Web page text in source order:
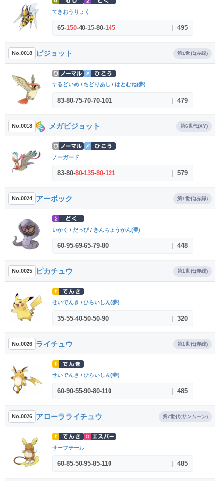
てきおうりょく
65-150-40-15-80-145 495
No.0018 ピジョット 第1世代(赤緑)
するどいめ / ちどりあし / はとむね(夢)
83-80-75-70-70-101 479
No.0018 メガピジョット 第6世代(XY)
ノーガード
83-80-80-135-80-121 579
No.0024 アーボック 第1世代(赤緑)
いかく / だっぴ/ きんちょうかん(夢)
60-95-69-65-79-80 448
No.0025 ピカチュウ 第1世代(赤緑)
せいでんき / ひらいしん(夢)
35-55-40-50-50-90 320
No.0026 ライチュウ 第1世代(赤緑)
せいでんき / ひらいしん(夢)
60-90-55-90-80-110 485
No.0026 アローラライチュウ 第7世代(サンムーン)
サーフテール
60-85-50-95-85-110 485